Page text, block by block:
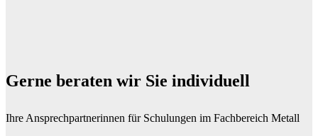
Gerne beraten wir Sie individuell
Ihre Ansprechpartnerinnen für Schulungen im Fachbereich Metall